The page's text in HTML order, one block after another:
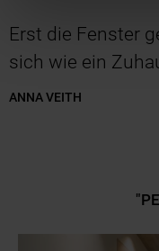
Erst die Fenster
sich wie ein
ANNA VEITH